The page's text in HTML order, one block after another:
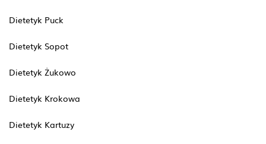
Dietetyk Puck
Dietetyk Sopot
Dietetyk Żukowo
Dietetyk Krokowa
Dietetyk Kartuzy